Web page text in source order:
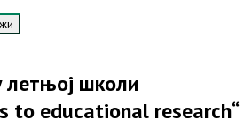
летњој школи
to educational research“